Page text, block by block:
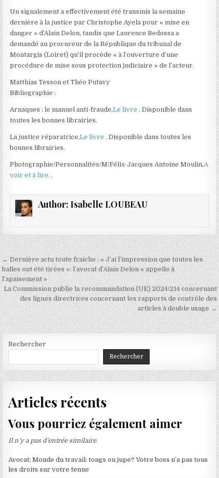
Un signalement a effectivement été transmis la semaine
dernière à la justice par Christophe Ayela pour « mise en
danger » d’Alain Delon, tandis que Laurence Bedossa a
demandé au procureur de la République du tribunal de
Montargis (Loiret) qu’il procède « à l’ouverture d’une
procédure de mise sous protection judiciaire » de l’acteur.
Matthias Tesson et Théo Putavy
Bibliographie :
Arnaques : le manuel anti-fraude,Le livre. Disponible dans
toutes les bonnes librairies.
La justice réparatrice,Le livre. Disponible dans toutes les
bonnes librairies.
Photographie/Personnalités/M/Félix-Jacques Antoine Moulin,A
voir et à lire..
Author: Isabelle LOUBEAU
Navigation
de
l’article
← Dernière actu toute fraiche : « J’ai l’impression que toutes les
balles ont été tirées »: l’avocat d’Alain Delon « appelle à
l’apaisement »
La Commission publie la recommandation (UE) 2024/214 concernant
des lignes directrices concernant les rapports de contrôle des
articles à double usage →
Rechercher
Rechercher
Articles récents
Vous pourriez également aimer
Il n’y a pas d’entrée similaire.
Avocat; Monde du travail: tongs ou jupe? Votre boss n’a pas tous
les droits sur votre tenue